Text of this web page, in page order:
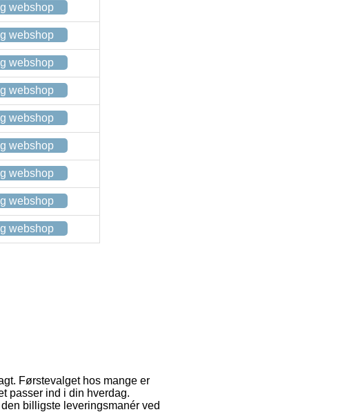
webshop
webshop
webshop
webshop
webshop
webshop
webshop
webshop
webshop
Førstevalget hos mange er
passer ind i din hverdag.
billigste leveringsmanér ved